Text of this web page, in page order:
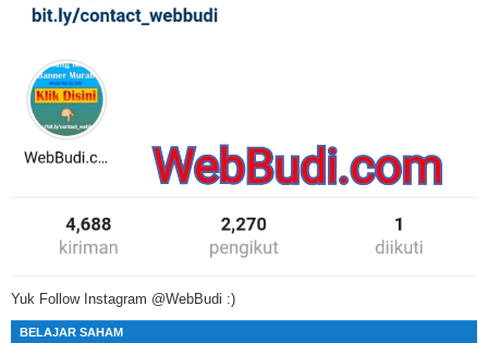
Yuk Follow Instagram @WebBudi :)
BELAJAR SAHAM